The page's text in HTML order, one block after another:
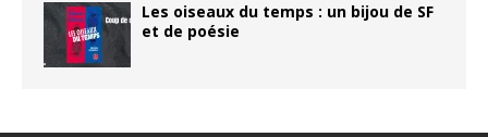
Les oiseaux du temps : un bijou de SF
et de poésie